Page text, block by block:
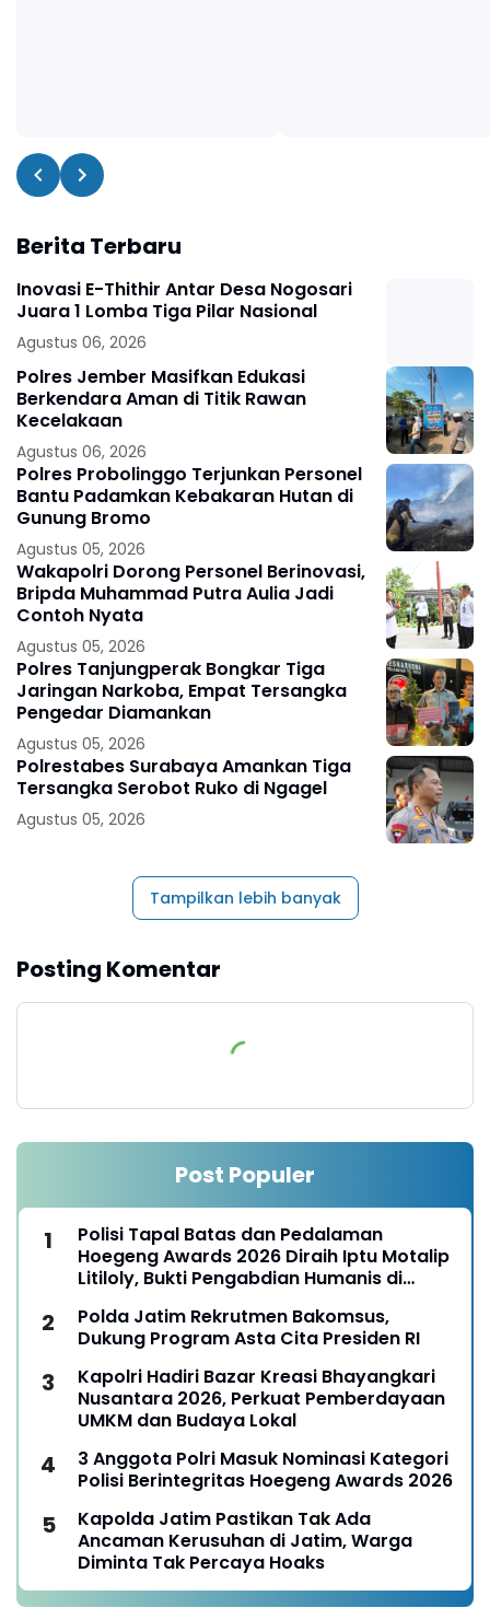
Berita Terbaru
Inovasi E-Thithir Antar Desa Nogosari
Juara 1 Lomba Tiga Pilar Nasional
Agustus 06, 2026
Polres Jember Masifkan Edukasi
Berkendara Aman di Titik Rawan
Kecelakaan
Agustus 06, 2026
Polres Probolinggo Terjunkan Personel
Bantu Padamkan Kebakaran Hutan di
Gunung Bromo
Agustus 05, 2026
Wakapolri Dorong Personel Berinovasi,
Bripda Muhammad Putra Aulia Jadi
Contoh Nyata
Agustus 05, 2026
Polres Tanjungperak Bongkar Tiga
Jaringan Narkoba, Empat Tersangka
Pengedar Diamankan
Agustus 05, 2026
Polrestabes Surabaya Amankan Tiga
Tersangka Serobot Ruko di Ngagel
Agustus 05, 2026
Tampilkan lebih banyak
Posting Komentar
Post Populer
Polisi Tapal Batas dan Pedalaman
Hoegeng Awards 2026 Diraih Iptu Motalip
Litiloly, Bukti Pengabdian Humanis di
Polda Jatim Rekrutmen Bakomsus,
Dukung Program Asta Cita Presiden RI
Kapolri Hadiri Bazar Kreasi Bhayangkari
Nusantara 2026, Perkuat Pemberdayaan
UMKM dan Budaya Lokal
3 Anggota Polri Masuk Nominasi Kategori
Polisi Berintegritas Hoegeng Awards 2026
Kapolda Jatim Pastikan Tak Ada
Ancaman Kerusuhan di Jatim, Warga
Diminta Tak Percaya Hoaks